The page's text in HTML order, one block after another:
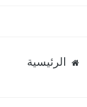
الرئيسية